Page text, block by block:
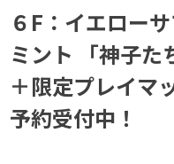
６F：イエロー
ミント 「神子た
＋限定プレイマ
予約受付中！